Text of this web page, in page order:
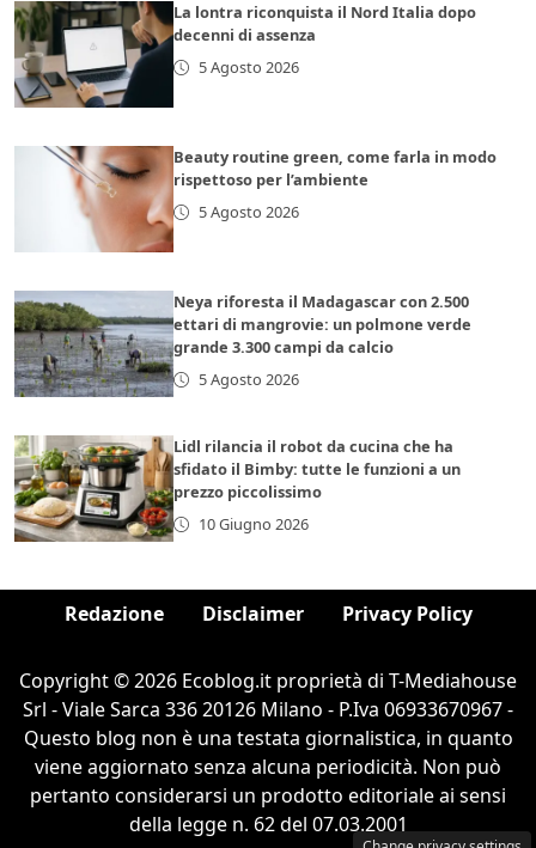
La lontra riconquista il Nord Italia dopo
decenni di assenza
5 Agosto 2026
Beauty routine green, come farla in modo
rispettoso per l’ambiente
5 Agosto 2026
Neya riforesta il Madagascar con 2.500
ettari di mangrovie: un polmone verde
grande 3.300 campi da calcio
5 Agosto 2026
Lidl rilancia il robot da cucina che ha
sfidato il Bimby: tutte le funzioni a un
prezzo piccolissimo
10 Giugno 2026
Redazione Disclaimer Privacy Policy
Copyright © 2026 Ecoblog.it proprietà di T-Mediahouse
Srl - Viale Sarca 336 20126 Milano - P.Iva 06933670967 -
Questo blog non è una testata giornalistica, in quanto
viene aggiornato senza alcuna periodicità. Non può
pertanto considerarsi un prodotto editoriale ai sensi
della legge n. 62 del 07.03.2001